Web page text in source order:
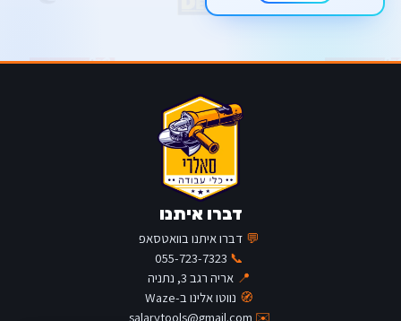
דברו איתנו
💬 דברו איתנו בוואטסאפ
📞
055-723-7323
📍 אריה רגב 3, נתניה
🧭 נווטו אלינו ב-Waze
✉️
salarytools@gmail.com